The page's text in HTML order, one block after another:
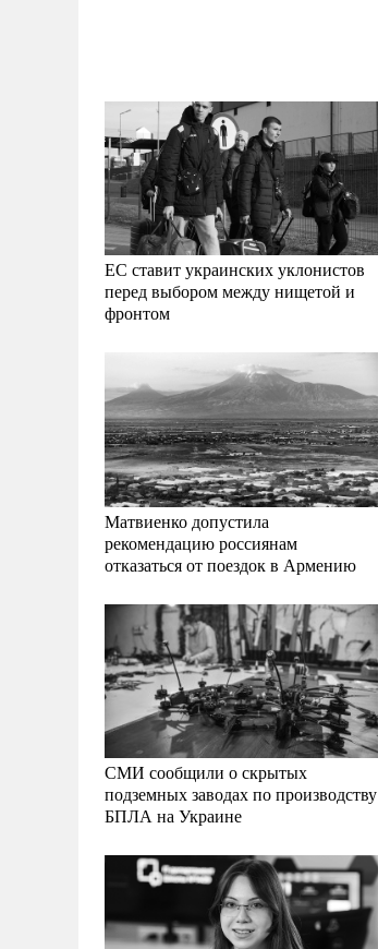
ЕС ставит украинских уклонистов
перед выбором между нищетой и
фронтом
Матвиенко допустила
рекомендацию россиянам
отказаться от поездок в Армению
СМИ сообщили о скрытых
подземных заводах по производству
БПЛА на Украине